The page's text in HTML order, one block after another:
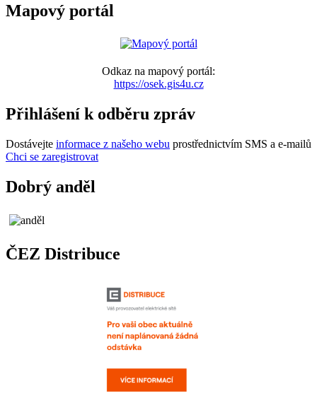
Mapový portál
Odkaz na mapový portál:
https://osek.gis4u.cz
Přihlášení k odběru zpráv
Dostávejte informace z našeho webu prostřednictvím SMS a e-mailů
Chci se zaregistrovat
Dobrý anděl
ČEZ Distribuce